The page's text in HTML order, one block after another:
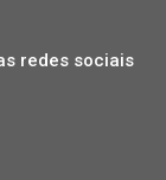
redes sociais